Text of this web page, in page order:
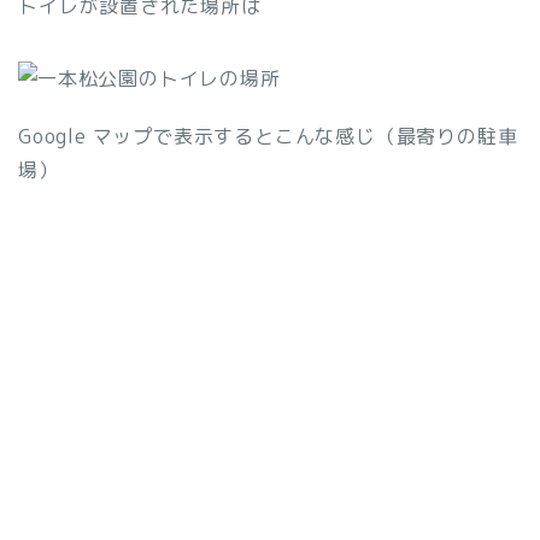
トイレが設置された場所は
Google マップで表示するとこんな感じ（最寄りの駐車
場）